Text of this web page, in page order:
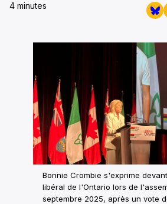
4 minutes
Bonnie Crombie s'exprime
libéral de l'Ontario lors de
septembre 2025, après un vote